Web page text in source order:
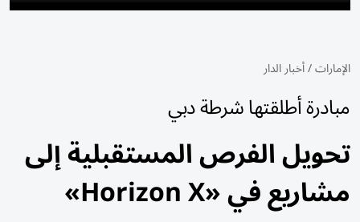
الإمارات/أخبار الدار
مبادرة أطلقتها شرطة دبي
تحويل الفرص المستقبلية إلى
مشاريع في «Horizon X»